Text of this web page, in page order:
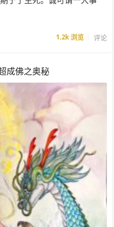
1.2k浏览 评论
成佛之奥秘